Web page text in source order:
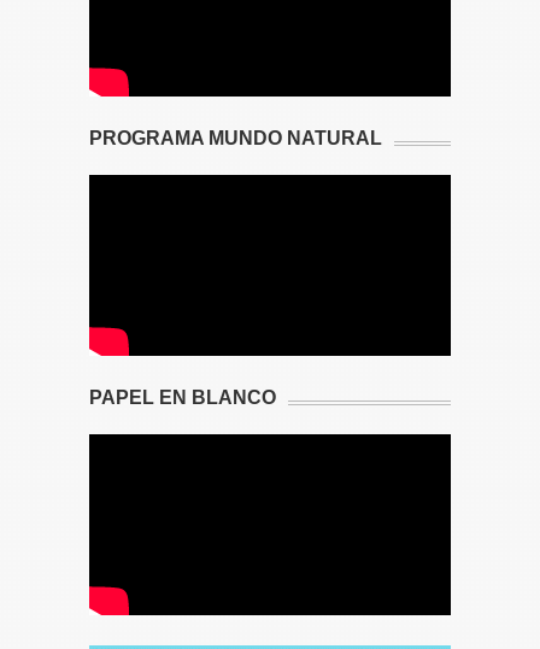
PROGRAMA MUNDO NATURAL
PAPEL EN BLANCO